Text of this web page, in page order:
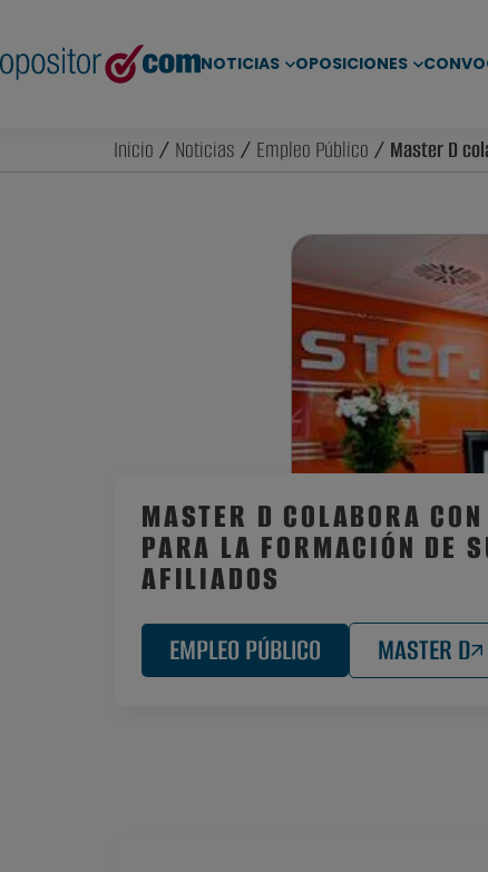
NOTICIAS OPOSICIONES
Inicio / Noticias / Empleo Público / Master D
MASTER D COLABORA
PARA LA FORMACIÓN DE
AFILIADOS
EMPLEO PÚBLICO MASTER D